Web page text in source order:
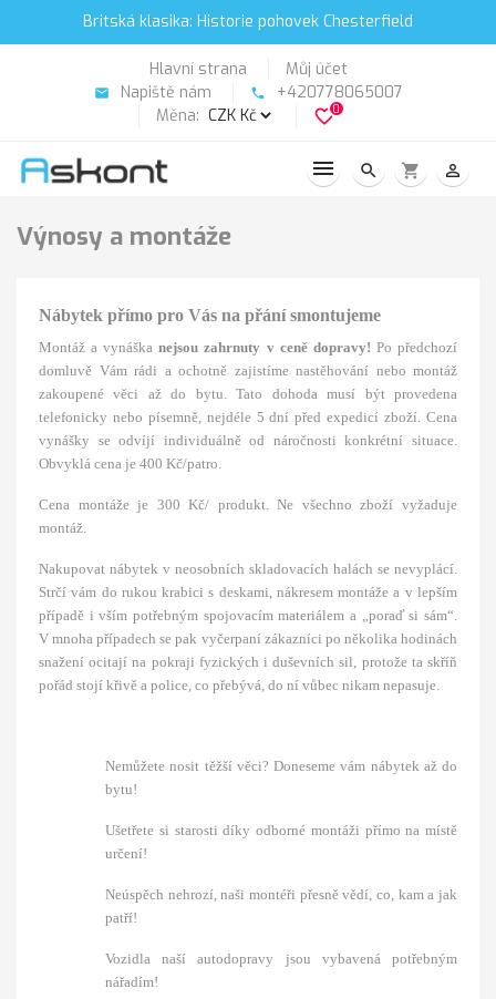
Britská klasika: Historie pohovek Chesterfield
Hlavní strana Můj účet
email Napiště nám phone
+420778065007
Měna:
favorite_border0
search shopping_cart person_outline
Výnosy a montáže
Nábytek přímo pro Vás na přání smontujeme
Montáž a vynáškanejsou zahrnuty v ceně dopravy! Po předchozí
domluvě Vám rádi a ochotně zajistíme nastěhování nebo montáž
zakoupené věci až do bytu. Tato dohoda musí být provedena
telefonicky nebo písemně, nejdéle 5 dní před expedicí zboží. Cena
vynášky se odvíjí individuálně od náročnosti konkrétní situace.
Obvyklá cena je 400 Kč/patro.
Cena montáže je 300 Kč/ produkt. Ne všechno zboží vyžaduje
montáž.
Nakupovat nábytek v neosobních skladovacích halách se nevyplácí.
Strčí vám do rukou krabici s deskami, nákresem montáže a v lepším
případě i vším potřebným spojovacím materiálem a „poraď si sám“.
V mnoha případech se pak vyčerpaní zákazníci po několika hodinách
snažení ocitají na pokraji fyzických i duševních sil, protože ta skříň
pořád stojí křivě a police, co přebývá, do ní vůbec nikam nepasuje.
Nemůžete nosit těžší věci? Doneseme vám nábytek až do
bytu!
Ušetřete si starosti díky odborné montáži přímo na místě
určení!
Neúspěch nehrozí, naši montéři přesně vědí, co, kam a jak
patří!
Vozidla naší autodopravy jsou vybavená potřebným
nářadím!